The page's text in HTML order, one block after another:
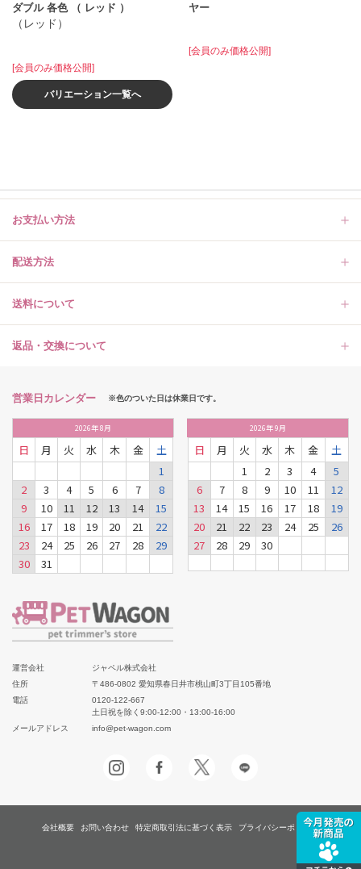
ダブル 各色 （ レッド ）
（レッド）
[会員のみ価格公開]
バリエーション一覧へ
ヤー
[会員のみ価格公開]
お支払い方法
配送方法
送料について
返品・交換について
営業日カレンダー ※色のついた日は休業日です。
2026年8月
日 月 火 水 木 金
土
1
2
3 4 5 6 7
8
9
10 11 12 13 14
15
16
17 18 19 20 21
22
23
24 25 26 27 28
29
30
31
2026年9月
日 月 火 水 木 金
土
1
2 3 4
5
6
7 8 9 10 11
12
13
14 15 16 17 18
19
20
21 22 23 24 25
26
27
28 29 30
運営会社
ジャペル株式会社
住所
〒486-0802 愛知県春日井市桃山町3丁目105番地
電話
0120-122-667
土日祝を除く9:00-12:00・13:00-16:00
メールアドレス
info@pet-wagon.com
会社概要 お問い合わせ 特定商取引法に基づく表示 プライバシーポリシー